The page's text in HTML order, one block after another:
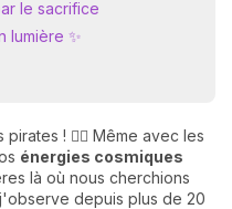
le sacrifice
lumière ✨
! 🏴‍☠️ Même avec les
énergies cosmiques
là où nous cherchions
depuis plus de 20